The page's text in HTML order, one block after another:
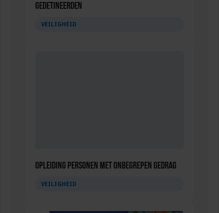
gedetineerden
VEILIGHEID
Opleiding Personen met onbegrepen gedrag
VEILIGHEID